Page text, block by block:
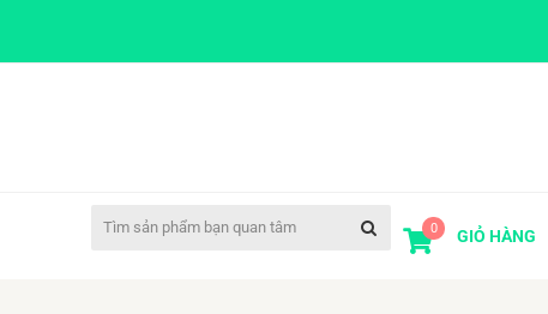
0 GIỎ HÀNG